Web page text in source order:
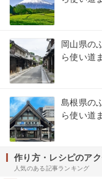
岡山県の
ら使い道
島根県の
ら使い道
作り方・レシピのア
人気のある記事ランキング